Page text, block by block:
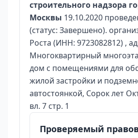
строительного надзора
Москвы 19.10.2020
(статус: Завершено).
Роста (ИНН: 9723082812) ,
Многоквартирный
дом с помещениями для
жилой застройки и
автостоянкой, Сорок лет
вл. 7 стр. 1
Проверяемый